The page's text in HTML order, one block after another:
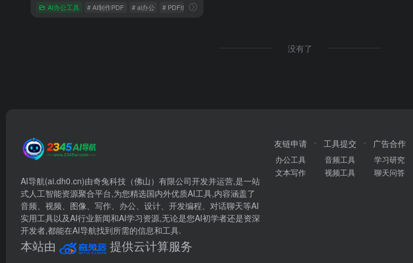
AI办公工具 # AI制作PDF # ai办公 # PDF编辑
没有了
AI导航(ai.dh0.cn)由奇兔科技（佛山）有限公司开发并运营,是一站
式人工智能资源聚合平台,为您精选国内外优质AI工具,内容涵盖了
音频、视频、图像、写作、办公、设计、开发编程、对话聊天等AI
实用工具以及AI行业新闻和AI学习资源,无论是您AI初学者还是资深
开发者,都能在AI导航找到所需的信息和工具.
本站由 提供云计算服务
友链申请
办公工具
文本写作
工具提交
音频工具
视频工具
广告合作
学习研究
聊天问答